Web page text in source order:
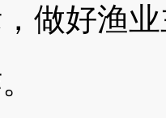
做好渔